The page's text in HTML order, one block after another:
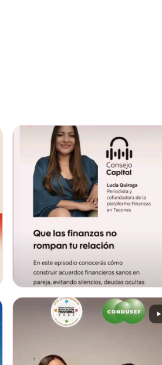
@lucyquiroga tuvo la oportunidad de
conversar con la gran Ilana Sod, en el
#podcast Consejo Capital de